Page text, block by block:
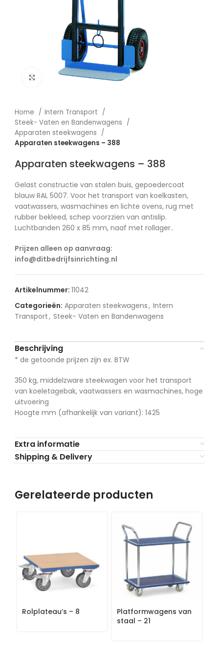
Afbeelding vergroten
Home
Intern Transport
Steek- Vaten en Bandenwagens
Apparaten steekwagens
Apparaten steekwagens – 388
Apparaten steekwagens – 388
Gelast constructie van stalen buis, gepoedercoat
blauw RAL 5007. Voor het transport van koelkasten,
vaatwassers, wasmachines en lichte ovens, rug met
rubber bekleed, schep voorzzien van antislip.
Luchtbanden 260 x 85 mm, naaf met rollager..
Prijzen alleen op aanvraag:
info@ditbedrijfsinrichting.nl
Artikelnummer: 11042
Categorieën: Apparaten steekwagens, Intern
Transport, Steek- Vaten en Bandenwagens
Beschrijving
* de getoonde prijzen zijn ex. BTW
350 kg, middelzware steekwagen voor het transport
van koeletagebak, vaatwassers en wasmachines, hoge
uitvoering
Hoogte mm (afhankelijk van variant): 1425
Extra informatie
Shipping & Delivery
Gerelateerde producten
Rolplateau’s – 8
Platformwagens van
staal – 21